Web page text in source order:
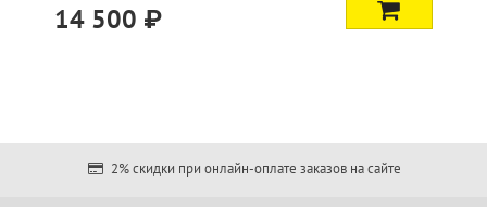
47 100 ₽
2% скидки при онлайн-оплате заказов на сайте